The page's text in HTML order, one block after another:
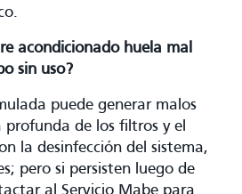
acondicionado huela mal
sin uso?
puede generar malos
profunda de los filtros y el
la desinfección del sistema,
pero si persisten luego de
al Servicio Mabe para